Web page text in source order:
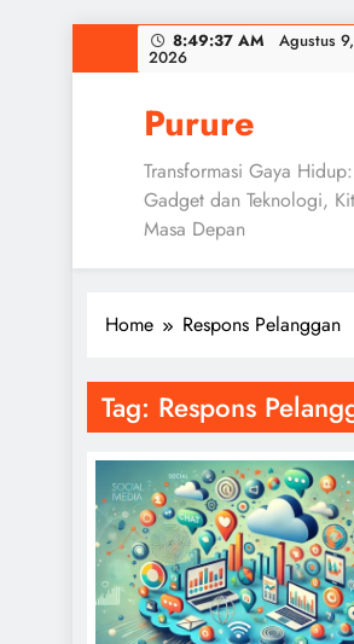
to
8:49:38 AM Agustus 9,
2026
Purure
Transformasi Gaya
Gadget dan Teknologi,
Masa Depan
Home Respons Pelanggan
Tag: Respons